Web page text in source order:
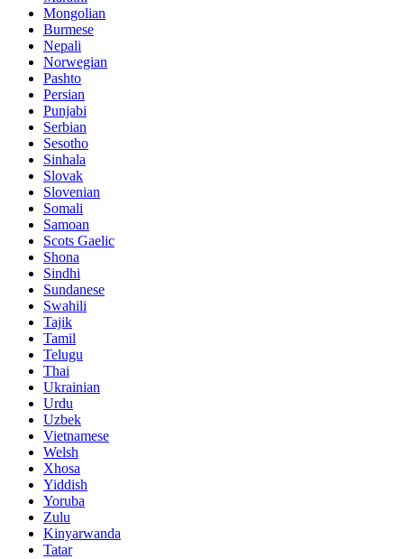
Mongolian
Burmese
Nepali
Norwegian
Pashto
Persian
Punjabi
Serbian
Sesotho
Sinhala
Slovak
Slovenian
Somali
Samoan
Scots Gaelic
Shona
Sindhi
Sundanese
Swahili
Tajik
Tamil
Telugu
Thai
Ukrainian
Urdu
Uzbek
Vietnamese
Welsh
Xhosa
Yiddish
Yoruba
Zulu
Kinyarwanda
Tatar